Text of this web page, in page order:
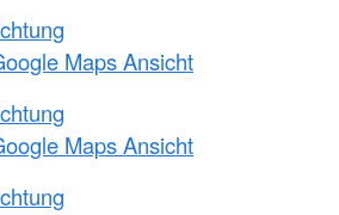
Maps Ansicht
Maps Ansicht